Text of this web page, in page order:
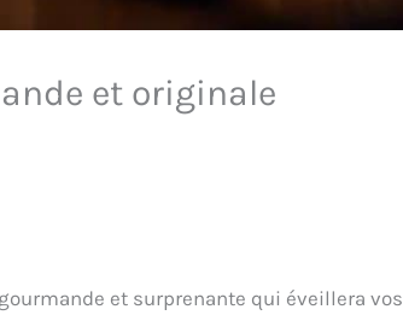
et originale
et surprenante qui éveillera vos